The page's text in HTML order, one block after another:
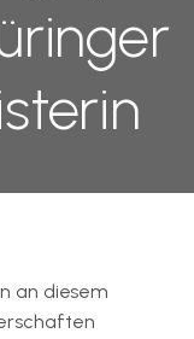
an diesem